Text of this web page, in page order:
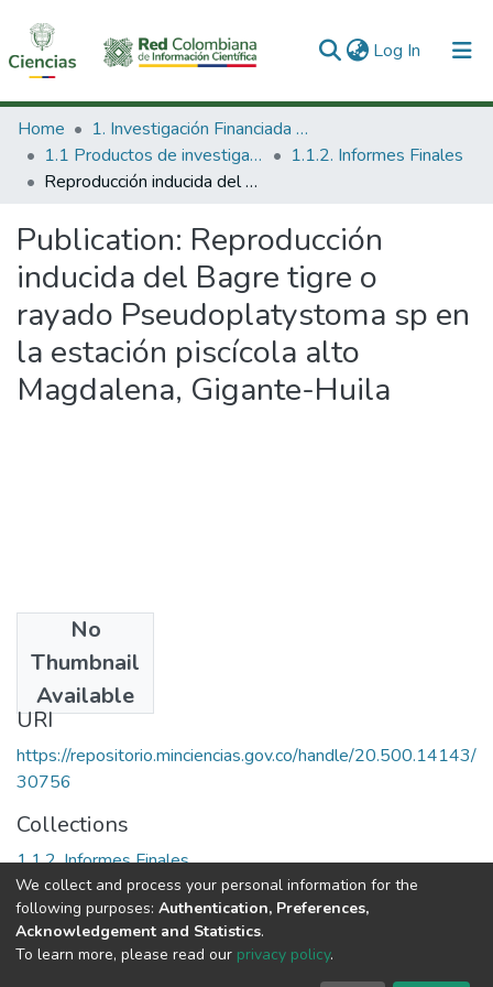
Log In (current)
Communities & Collections
All of DSpace
Home
1. Investigación Financiada con Recursos Públicos
1.1 Productos de investigación
1.1.2. Informes Finales
Reproducción inducida del Bagre tigre o rayado Pseudoplatystoma sp en la estación piscícola alto Magdalena, Gigante-Huila
Publication: Reproducción
inducida del Bagre tigre o
rayado Pseudoplatystoma sp en
la estación piscícola alto
Magdalena, Gigante-Huila
No
Thumbnail
Available
1985?
URI
https://repositorio.minciencias.gov.co/handle/20.500.14143/
30756
Collections
1.1.2. Informes Finales
Full item page
DSpace software copyright © 2002-2026
We collect and process your personal information for the
following purposes: Authentication, Preferences,
Acknowledgement and Statistics.
To learn more, please read our privacy policy.